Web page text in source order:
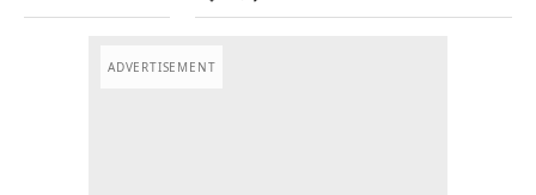
ADVERTISEMENT